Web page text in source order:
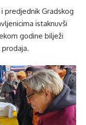
predjednik Gradskog
istaknuvši
godine bilježi